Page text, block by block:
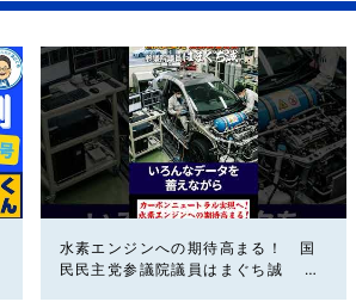
水素エンジンへの期待高まる！ 国
民民主党参議院議員はまぐち誠 #